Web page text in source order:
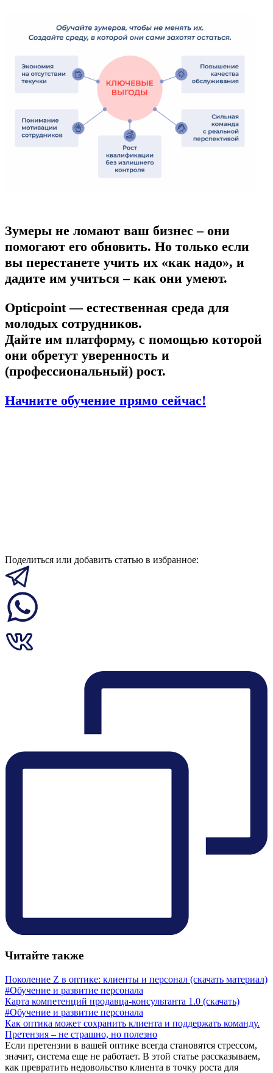
Зумеры не ломают ваш бизнес – они
помогают его обновить. Но только если
вы перестанете учить их «как надо», и
дадите им учиться – как они умеют.
Opticpoint — естественная среда для
молодых сотрудников.
Дайте им платформу, с помощью которой
они обретут уверенность и
(профессиональный) рост.
Начните обучение прямо сейчас!
Поделиться или добавить статью в избранное:
Читайте также
Поколение Z в оптике: клиенты и персонал (скачать материал)
#Обучение и развитие персонала
Карта компетенций продавца-консультанта 1.0 (скачать)
#Обучение и развитие персонала
Как оптика может сохранить клиента и поддержать команду.
Претензия – не страшно, но полезно
Если претензии в вашей оптике всегда становятся стрессом,
значит, система еще не работает. В этой статье рассказываем,
как превратить недовольство клиента в точку роста для